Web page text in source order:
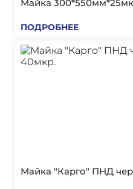
Майка
ПОДРОБНЕЕ
Майка "Карго" ПНД